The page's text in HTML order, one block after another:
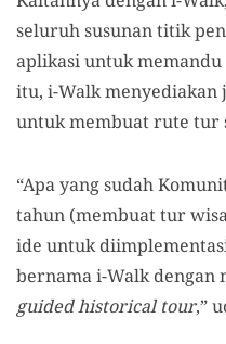
seluruh susunan titik
aplikasi untuk memandu
itu, i-Walk
untuk membuat rute tur
“Apa yang sudah
tahun (membuat tur
ide untuk
bernama i-Walk dengan
guided historical tour,”